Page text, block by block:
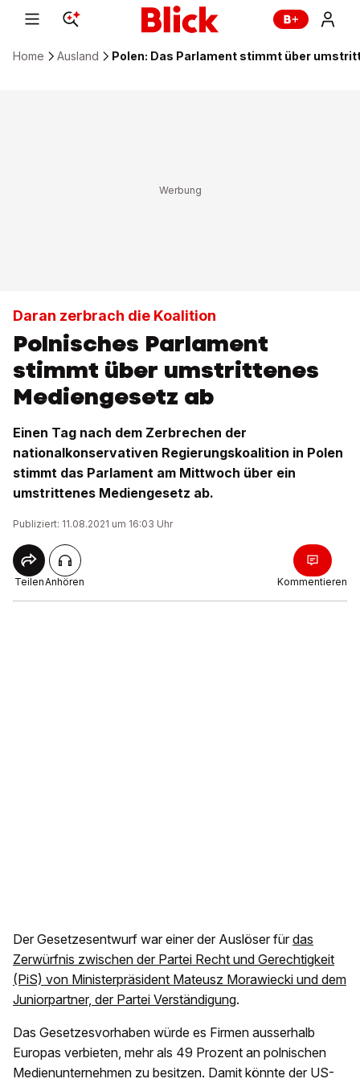
Home Ausland Polen: Das Parlament stimmt über
Daran zerbrach die Koalition
Polnisches Parlament
stimmt über umstrittenes
Mediengesetz ab
Einen Tag nach dem Zerbrechen der
nationalkonservativen Regierungskoalition in Polen
stimmt das Parlament am Mittwoch über ein
umstrittenes Mediengesetz ab.
Publiziert: 11.08.2021 um 16:03 Uhr
TeilenAnhören Kommentieren
Der Gesetzesentwurf war einer der Auslöser für das
Zerwürfnis zwischen der Partei Recht und Gerechtigkeit
(PiS) von Ministerpräsident Mateusz Morawiecki und dem
Juniorpartner, der Partei Verständigung.
Das Gesetzesvorhaben würde es Firmen ausserhalb
Europas verbieten, mehr als 49 Prozent an polnischen
Medienunternehmen zu besitzen. Damit könnte der US-